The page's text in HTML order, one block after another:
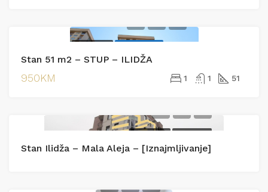
IZDAVANJE
Stan 51 m2 – STUP – ILIDŽA
950KM 1 1 51
Stan Ilidža – Mala Aleja – [Iznajmljivanje]